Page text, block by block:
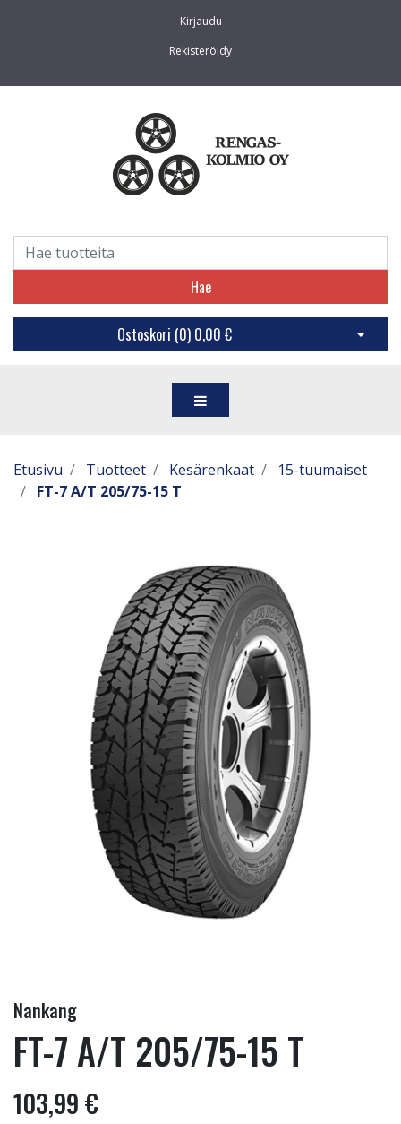
Kirjaudu
Rekisteröidy
Hae
Ostoskori (0) 0,00 € Avaa
Etusivu Tuotteet Kesärenkaat
15-tuumaiset
FT-7 A/T 205/75-15 T
Nankang
FT-7 A/T 205/75-15 T
103,99 €